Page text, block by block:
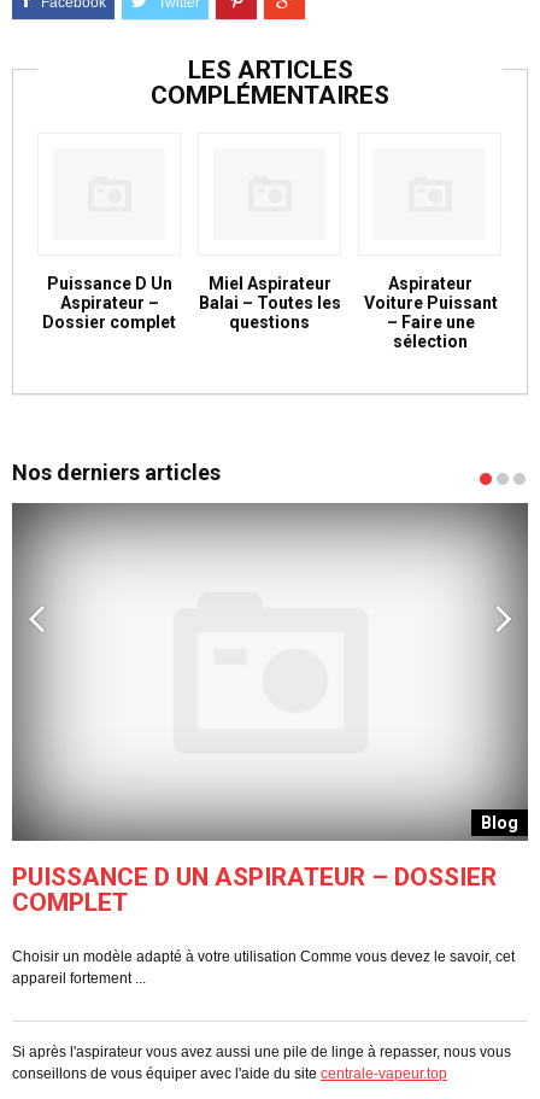
LES ARTICLES
COMPLÉMENTAIRES
Puissance D Un
Aspirateur –
Dossier complet
Miel Aspirateur
Balai – Toutes les
questions
Aspirateur
Voiture Puissant
– Faire une
sélection
Nos derniers articles
Blog
PUISSANCE D UN ASPIRATEUR – DOSSIER
COMPLET
Choisir un modèle adapté à votre utilisation Comme vous devez le savoir, cet
appareil fortement ...
Si après l'aspirateur vous avez aussi une pile de linge à repasser, nous vous
conseillons de vous équiper avec l'aide du site centrale-vapeur.top